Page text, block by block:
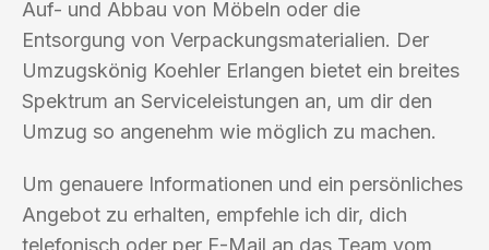
Auf- und Abbau von Möbeln oder die
Entsorgung von Verpackungsmaterialien. Der
Umzugskönig Koehler Erlangen bietet ein breites
Spektrum an Serviceleistungen an, um dir den
Umzug so angenehm wie möglich zu machen.
Um genauere Informationen und ein persönliches
Angebot zu erhalten, empfehle ich dir, dich
telefonisch oder per E-Mail an das Team vom